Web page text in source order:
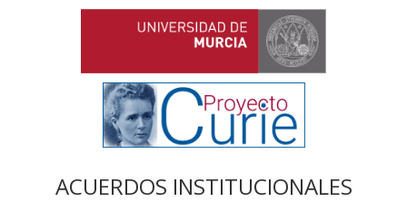
ACUERDOS INSTITUCIONALES